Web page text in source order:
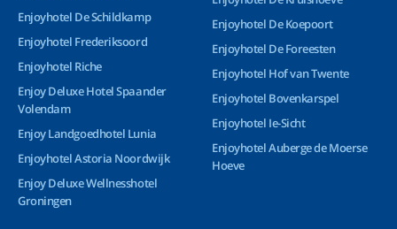
Enjoyhotel De Schildkamp
Enjoyhotel Frederiksoord
Enjoyhotel Riche
Enjoy Deluxe Hotel Spaander
Volendam
Enjoy Landgoedhotel Lunia
Enjoyhotel Astoria Noordwijk
Enjoy Deluxe Wellnesshotel
Groningen
Enjoyhotel De Koepoort
Enjoyhotel De Foreesten
Enjoyhotel Hof van Twente
Enjoyhotel Bovenkarspel
Enjoyhotel Ie-Sicht
Enjoyhotel Auberge de Moerse
Hoeve